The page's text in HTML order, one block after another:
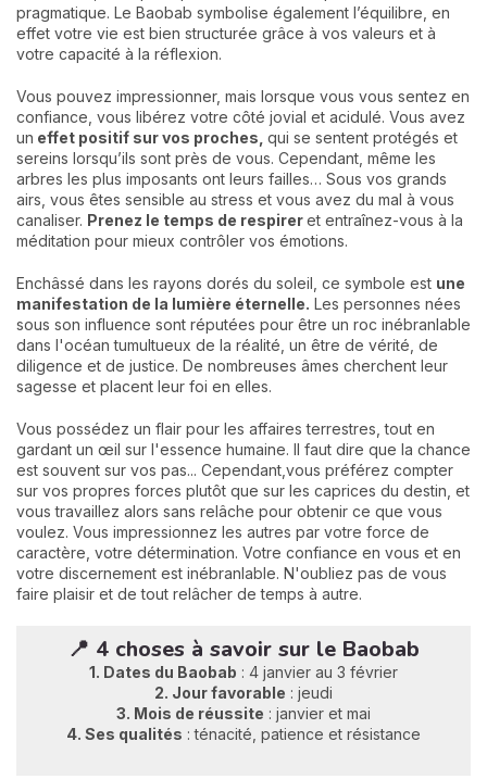
pragmatique. Le Baobab symbolise également l’équilibre, en
effet votre vie est bien structurée grâce à vos valeurs et à
votre capacité à la réflexion.
Vous pouvez impressionner, mais lorsque vous vous sentez en
confiance, vous libérez votre côté jovial et acidulé. Vous avez
un effet positif sur vos proches, qui se sentent protégés et
sereins lorsqu’ils sont près de vous. Cependant, même les
arbres les plus imposants ont leurs failles… Sous vos grands
airs, vous êtes sensible au stress et vous avez du mal à vous
canaliser. Prenez le temps de respireret entraînez-vous à la
méditation pour mieux contrôler vos émotions.
Enchâssé dans les rayons dorés du soleil, ce symbole est une
manifestation de la lumière éternelle. Les personnes nées
sous son influence sont réputées pour être un roc inébranlable
dans l'océan tumultueux de la réalité, un être de vérité, de
diligence et de justice. De nombreuses âmes cherchent leur
sagesse et placent leur foi en elles.
Vous possédez un flair pour les affaires terrestres, tout en
gardant un œil sur l'essence humaine. Il faut dire que la chance
est souvent sur vos pas... Cependant,vous préférez compter
sur vos propres forces plutôt que sur les caprices du destin, et
vous travaillez alors sans relâche pour obtenir ce que vous
voulez. Vous impressionnez les autres par votre force de
caractère, votre détermination. Votre confiance en vous et en
votre discernement est inébranlable. N'oubliez pas de vous
faire plaisir et de tout relâcher de temps à autre.
📍 4 choses à savoir sur le Baobab
1. Dates du Baobab : 4 janvier au 3 février
2. Jour favorable : jeudi
3. Mois de réussite : janvier et mai
4. Ses qualités : ténacité, patience et résistance